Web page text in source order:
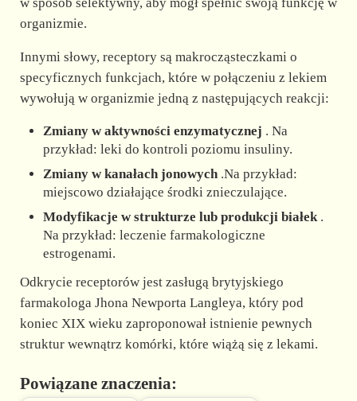
organizmie.
Innymi słowy, receptory są makrocząsteczkami o
specyficznych funkcjach, które w połączeniu z lekiem
wywołują w organizmie jedną z następujących reakcji:
Zmiany w aktywności enzymatycznej . Na
przykład: leki do kontroli poziomu insuliny.
Zmiany w kanałach jonowych.Na przykład:
miejscowo działające środki znieczulające.
Modyfikacje w strukturze lub produkcji białek.
Na przykład: leczenie farmakologiczne
estrogenami.
Odkrycie receptorów jest zasługą brytyjskiego
farmakologa Jhona Newporta Langleya, który pod
koniec XIX wieku zaproponował istnienie pewnych
struktur wewnątrz komórki, które wiążą się z lekami.
Powiązane znaczenia: